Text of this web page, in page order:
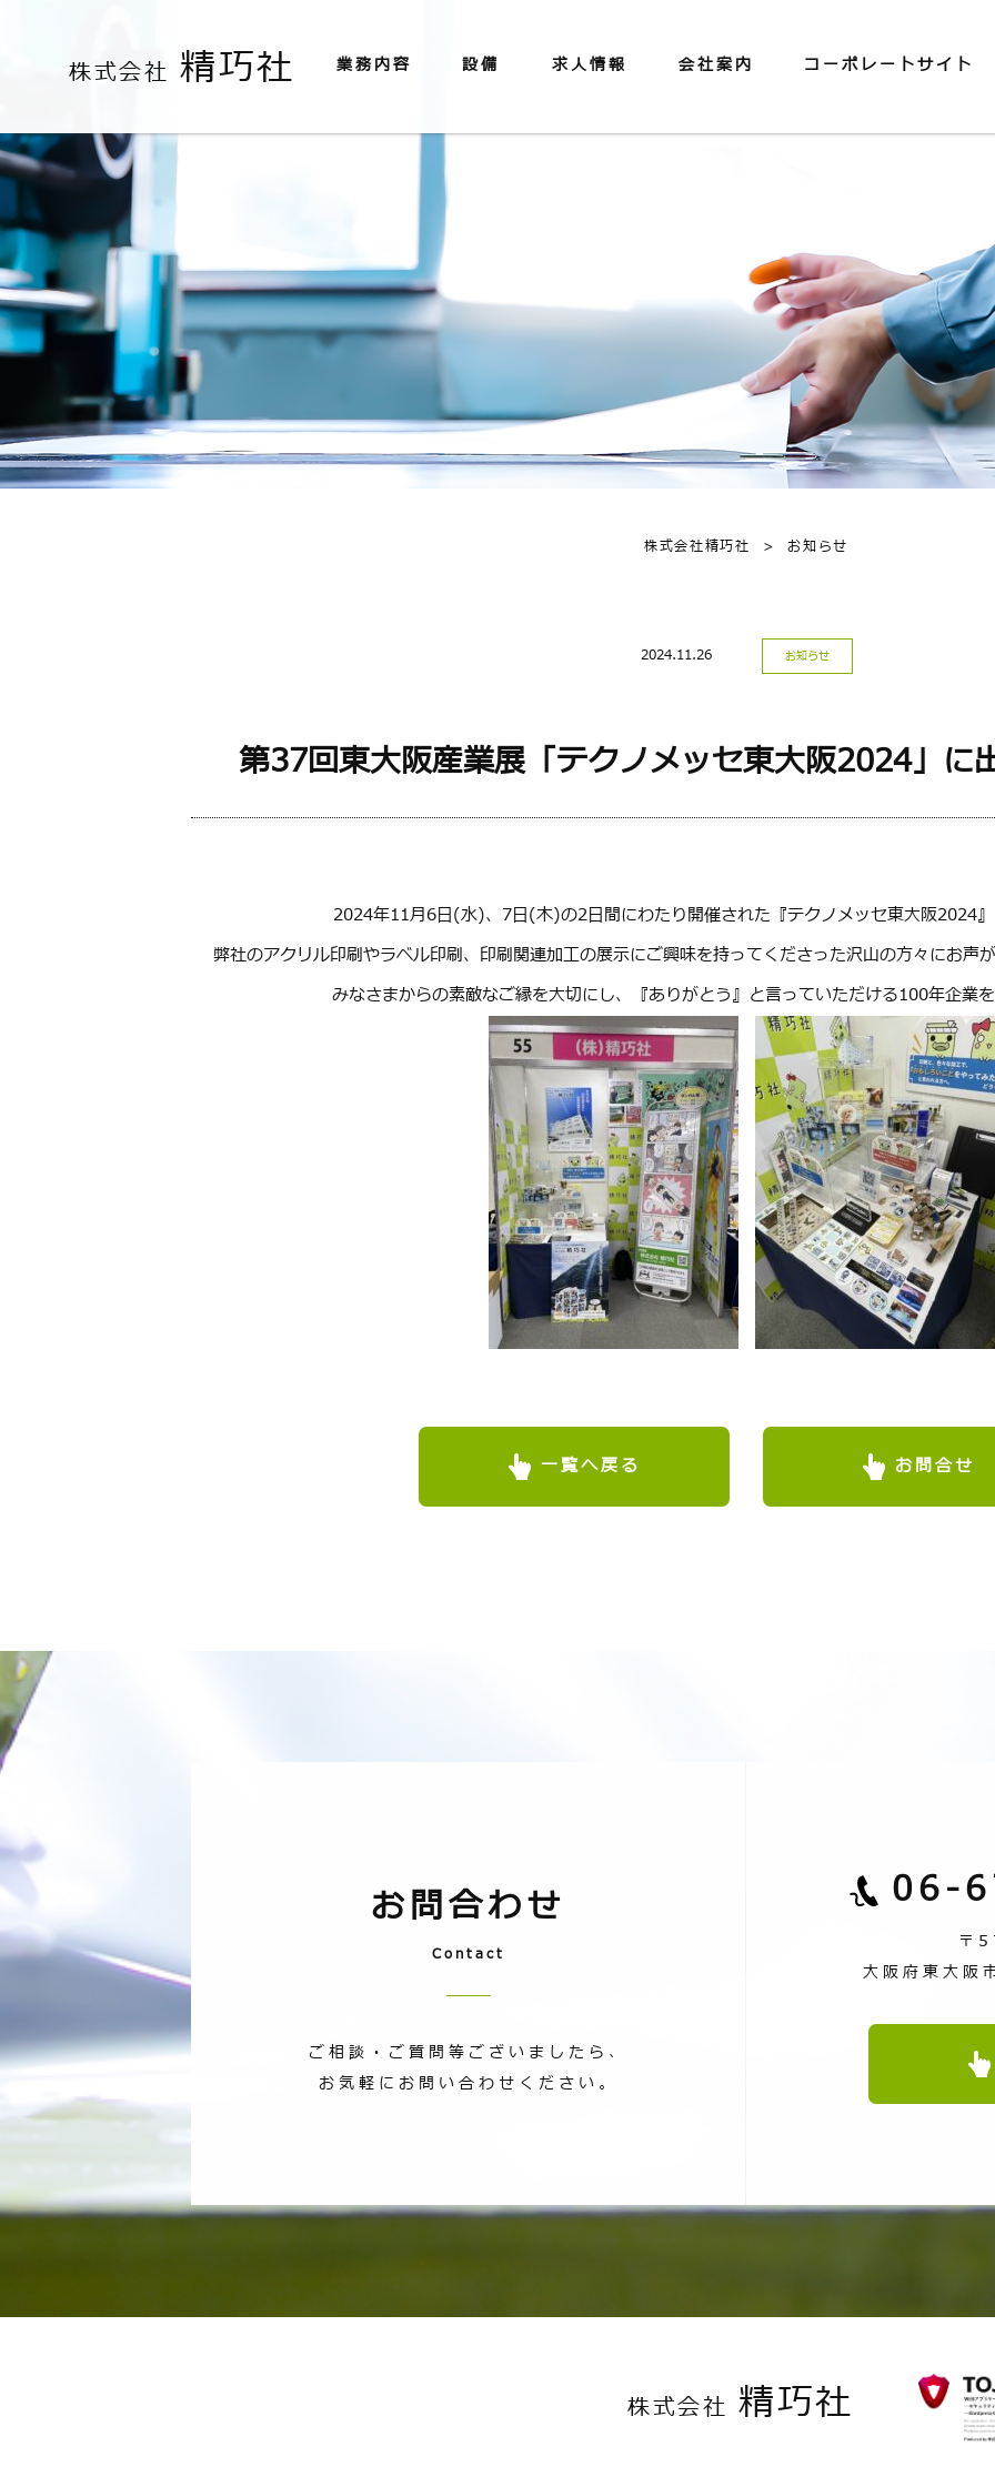
株式会社 精巧社 業務内容 設備 求⼈情報 会社案内 コーポレートサイト
株式会社精巧社 >お知らせ
2024.11.26 お知らせ
第37回東大阪産業展「テクノメッセ東大阪2024」に
2024年11月6日(水)、7日(木)の2日間にわたり開催された『テクノメッセ東大阪2024
弊社のアクリル印刷やラベル印刷、印刷関連加工の展示にご興味を持ってくださった沢山の方々にお声
みなさまからの素敵なご縁を大切にし、『ありがとう』と言っていただける100年企業
一覧へ戻る お問合せ
お問合わせ
Contact
ご相談・ご質問等ございましたら、
お気軽にお問い合わせください。
06-
〒
⼤阪府東⼤阪
株式会社 精巧社